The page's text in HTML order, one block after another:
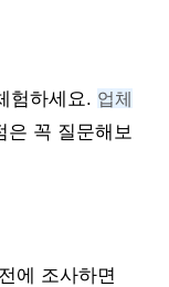
험하세요. 업체
은 꼭 질문해보
에 조사하면